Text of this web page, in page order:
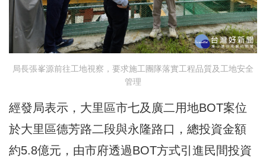
局長張峯源前往工地視察，要求施工團隊落實工程品質及工地安全
管理
經發局表示，大里區市七及廣二用地BOT案位
於大里區德芳路二段與永隆路口，總投資金額
約5.8億元，由市府透過BOT方式引進民間投資